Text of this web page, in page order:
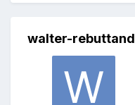
walter-rebuttand